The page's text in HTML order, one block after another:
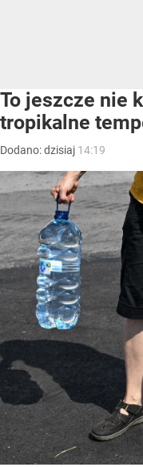
To jeszcze nie
tropikalne
Dodano:dzisiaj 14:19